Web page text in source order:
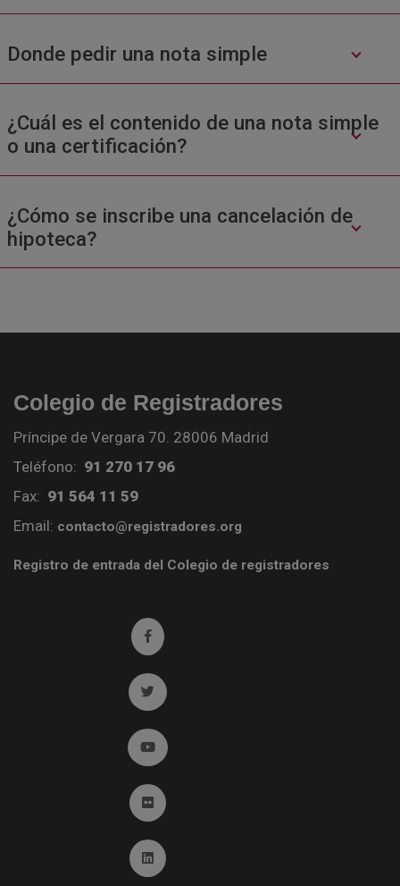
Donde pedir una nota simple
¿Cuál es el contenido de una nota simple
o una certificación?
¿Cómo se inscribe una cancelación de
hipoteca?
Colegio de Registradores
Príncipe de Vergara 70. 28006 Madrid
Teléfono: 91 270 17 96
Fax: 91 564 11 59
Email: contacto@registradores.org
Registro de entrada del Colegio de registradores
Ir a facebook (abre en ventana nueva)
Ir a twitter (abre en ventana nueva)
Ir a YouTube (abre en ventana nueva)
Ir a Flickr (abre en ventana nueva)
Ir a Linkedin (abre en ventana nueva)